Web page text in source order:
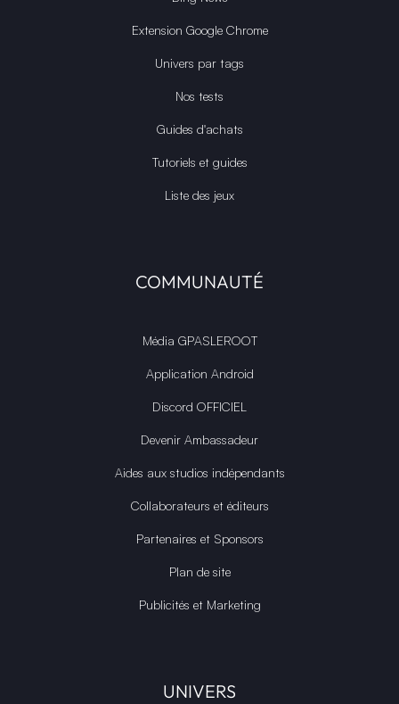
Extension Google Chrome
Univers par tags
Nos tests
Guides d'achats
Tutoriels et guides
Liste des jeux
COMMUNAUTÉ
Média GPASLEROOT
Application Android
Discord OFFICIEL
Devenir Ambassadeur
Aides aux studios indépendants
Collaborateurs et éditeurs
Partenaires et Sponsors
Plan de site
Publicités et Marketing
UNIVERS